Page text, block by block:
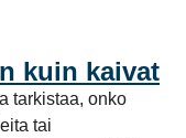
kuin kaivat
tarkistaa, onko
tai